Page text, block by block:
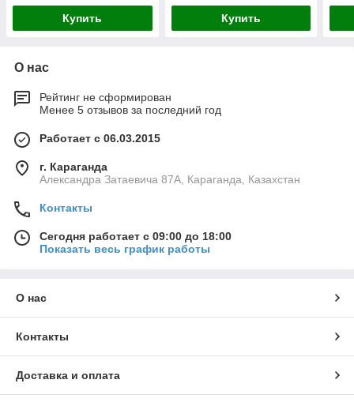
Купить Купить
О нас
Рейтинг не сформирован
Менее 5 отзывов за последний год
Работает с 06.03.2015
г. Караганда
Александра Затаевича 87А, Караганда, Казахстан
Контакты
Сегодня работает с 09:00 до 18:00
Показать весь график работы
О нас
Контакты
Доставка и оплата